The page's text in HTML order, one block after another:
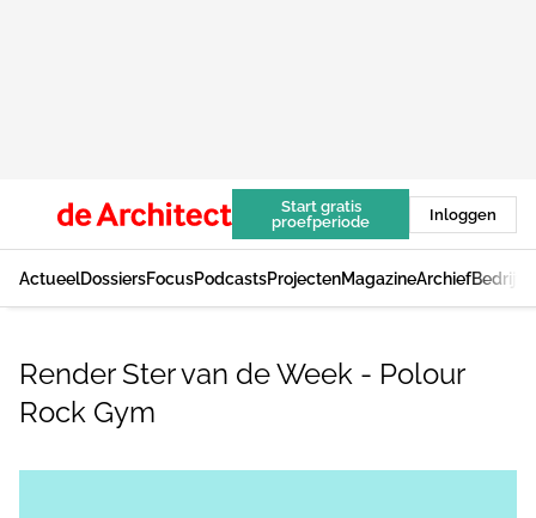
Start gratis
proefperiode
Inloggen
ActueelDossiersFocusPodcastsProjectenMagazineArchief
Render Ster van de Week - Polour
Rock Gym